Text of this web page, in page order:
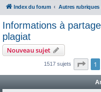
Index du forum Autres
Informations à
plagiat
Nouveau sujet
1517 sujets Page
1